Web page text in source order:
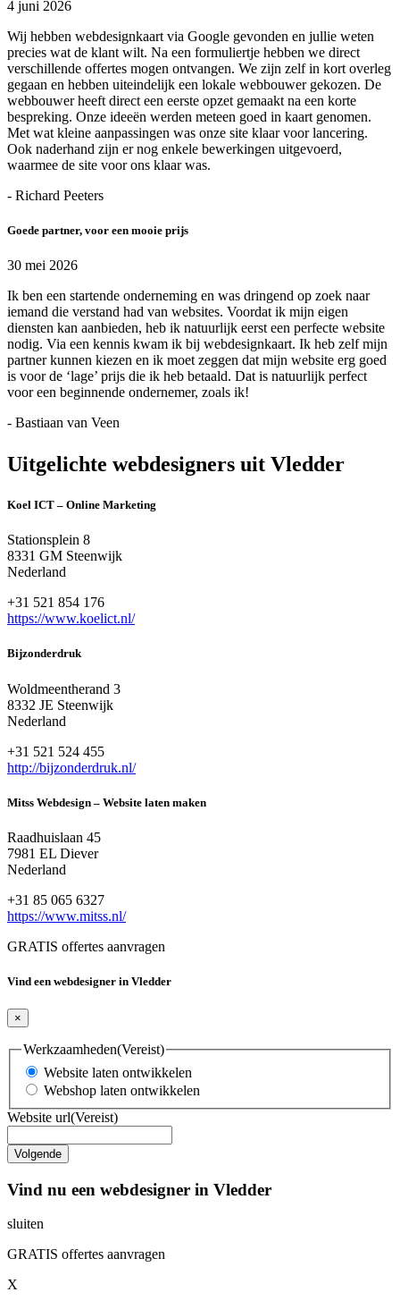
4 juni 2026
Wij hebben webdesignkaart via Google gevonden en jullie weten
precies wat de klant wilt. Na een formuliertje hebben we direct
verschillende offertes mogen ontvangen. We zijn zelf in kort overleg
gegaan en hebben uiteindelijk een lokale webbouwer gekozen. De
webbouwer heeft direct een eerste opzet gemaakt na een korte
bespreking. Onze ideeën werden meteen goed in kaart genomen.
Met wat kleine aanpassingen was onze site klaar voor lancering.
Ook naderhand zijn er nog enkele bewerkingen uitgevoerd,
waarmee de site voor ons klaar was.
- Richard Peeters
Goede partner, voor een mooie prijs
30 mei 2026
Ik ben een startende onderneming en was dringend op zoek naar
iemand die verstand had van websites. Voordat ik mijn eigen
diensten kan aanbieden, heb ik natuurlijk eerst een perfecte website
nodig. Via een kennis kwam ik bij webdesignkaart. Ik heb zelf mijn
partner kunnen kiezen en ik moet zeggen dat mijn website erg goed
is voor de ‘lage’ prijs die ik heb betaald. Dat is natuurlijk perfect
voor een beginnende ondernemer, zoals ik!
- Bastiaan van Veen
Uitgelichte webdesigners uit Vledder
Koel ICT – Online Marketing
Stationsplein 8
8331 GM Steenwijk
Nederland
+31 521 854 176
https://www.koelict.nl/
Bijzonderdruk
Woldmeentherand 3
8332 JE Steenwijk
Nederland
+31 521 524 455
http://bijzonderdruk.nl/
Mitss Webdesign – Website laten maken
Raadhuislaan 45
7981 EL Diever
Nederland
+31 85 065 6327
https://www.mitss.nl/
GRATIS offertes aanvragen
Vind een webdesigner in Vledder
×
Werkzaamheden(Vereist)
Website laten ontwikkelen
Webshop laten ontwikkelen
Website url(Vereist)
Vind nu een webdesigner in Vledder
sluiten
GRATIS offertes aanvragen
X